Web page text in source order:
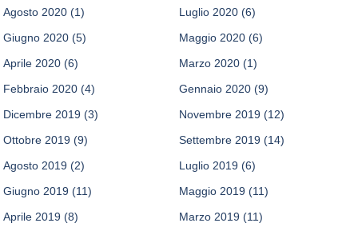
Agosto 2020 (1) Luglio 2020 (6)
Giugno 2020 (5) Maggio 2020 (6)
Aprile 2020 (6) Marzo 2020 (1)
Febbraio 2020 (4) Gennaio 2020 (9)
Dicembre 2019 (3) Novembre 2019 (12)
Ottobre 2019 (9) Settembre 2019 (14)
Agosto 2019 (2) Luglio 2019 (6)
Giugno 2019 (11) Maggio 2019 (11)
Aprile 2019 (8) Marzo 2019 (11)